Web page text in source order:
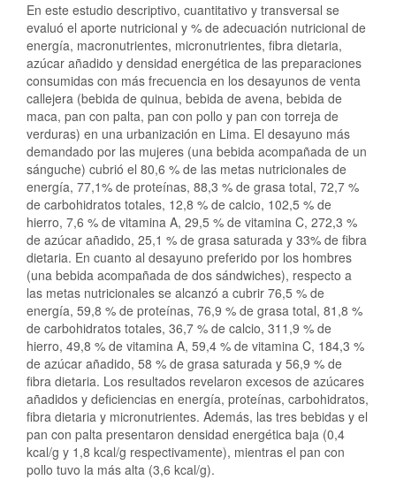
En este estudio descriptivo, cuantitativo y transversal se
evaluó el aporte nutricional y % de adecuación nutricional de
energía, macronutrientes, micronutrientes, fibra dietaria,
azúcar añadido y densidad energética de las preparaciones
consumidas con más frecuencia en los desayunos de venta
callejera (bebida de quinua, bebida de avena, bebida de
maca, pan con palta, pan con pollo y pan con torreja de
verduras) en una urbanización en Lima. El desayuno más
demandado por las mujeres (una bebida acompañada de un
sánguche) cubrió el 80,6 % de las metas nutricionales de
energía, 77,1% de proteínas, 88,3 % de grasa total, 72,7 %
de carbohidratos totales, 12,8 % de calcio, 102,5 % de
hierro, 7,6 % de vitamina A, 29,5 % de vitamina C, 272,3 %
de azúcar añadido, 25,1 % de grasa saturada y 33% de fibra
dietaria. En cuanto al desayuno preferido por los hombres
(una bebida acompañada de dos sándwiches), respecto a
las metas nutricionales se alcanzó a cubrir 76,5 % de
energía, 59,8 % de proteínas, 76,9 % de grasa total, 81,8 %
de carbohidratos totales, 36,7 % de calcio, 311,9 % de
hierro, 49,8 % de vitamina A, 59,4 % de vitamina C, 184,3 %
de azúcar añadido, 58 % de grasa saturada y 56,9 % de
fibra dietaria. Los resultados revelaron excesos de azúcares
añadidos y deficiencias en energía, proteínas, carbohidratos,
fibra dietaria y micronutrientes. Además, las tres bebidas y el
pan con palta presentaron densidad energética baja (0,4
kcal/g y 1,8 kcal/g respectivamente), mientras el pan con
pollo tuvo la más alta (3,6 kcal/g).